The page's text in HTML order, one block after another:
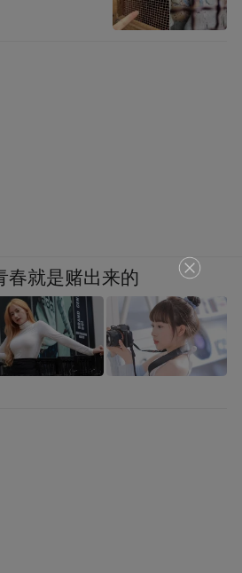
春就是赌出来的